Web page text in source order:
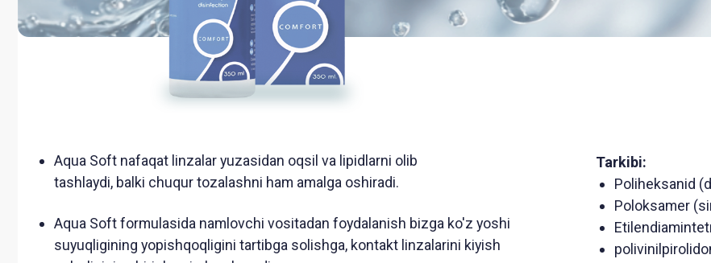
- Linzani yuzasidan kirni tez va samarali tarzda olib tashlaydi
- Linzani oqsil va lipid birikmalaridan muloyimlik bilan tozalaydi
Aqua Soft formulasida namlovchi vositadan foydalanish bizga ko'z yoshi
suyuqligining yopishqoqligini tartibga solishga, kontakt linzalarini kiyish
Aqua Soft nafaqat linzalar yuzasidan oqsil va lipidlarni olib
tashlaydi, balki chuqur tozalashni ham amalga oshiradi.